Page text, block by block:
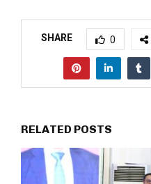
SHARE 0
RELATED POSTS